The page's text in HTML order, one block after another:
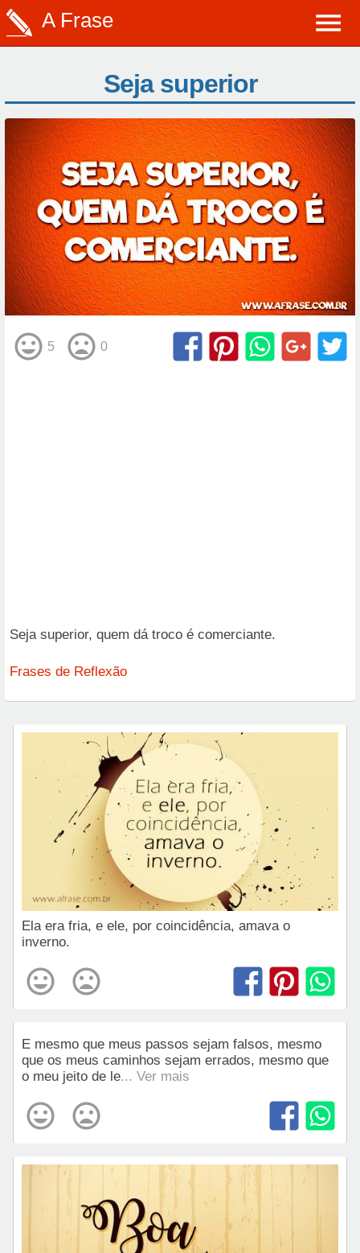
A Frase
Seja superior
5 0
Seja superior, quem dá troco é comerciante.
Frases de Reflexão
Ela era fria, e ele, por coincidência, amava o
inverno.
E mesmo que meus passos sejam falsos, mesmo
que os meus caminhos sejam errados, mesmo que
o meu jeito de le... Ver mais